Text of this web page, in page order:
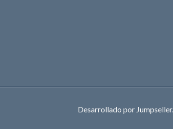
Desarrollado por Jumpseller.